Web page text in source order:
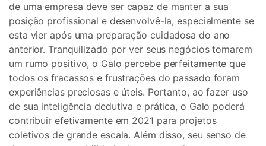
de uma empresa deve ser capaz de manter a sua
posição profissional e desenvolvê-la, especialmente se
esta vier após uma preparação cuidadosa do ano
anterior. Tranquilizado por ver seus negócios tomarem
um rumo positivo, o Galo percebe perfeitamente que
todos os fracassos e frustrações do passado foram
experiências preciosas e úteis. Portanto, ao fazer uso
de sua inteligência dedutiva e prática, o Galo poderá
contribuir efetivamente em 2021 para projetos
coletivos de grande escala. Além disso, seu senso de